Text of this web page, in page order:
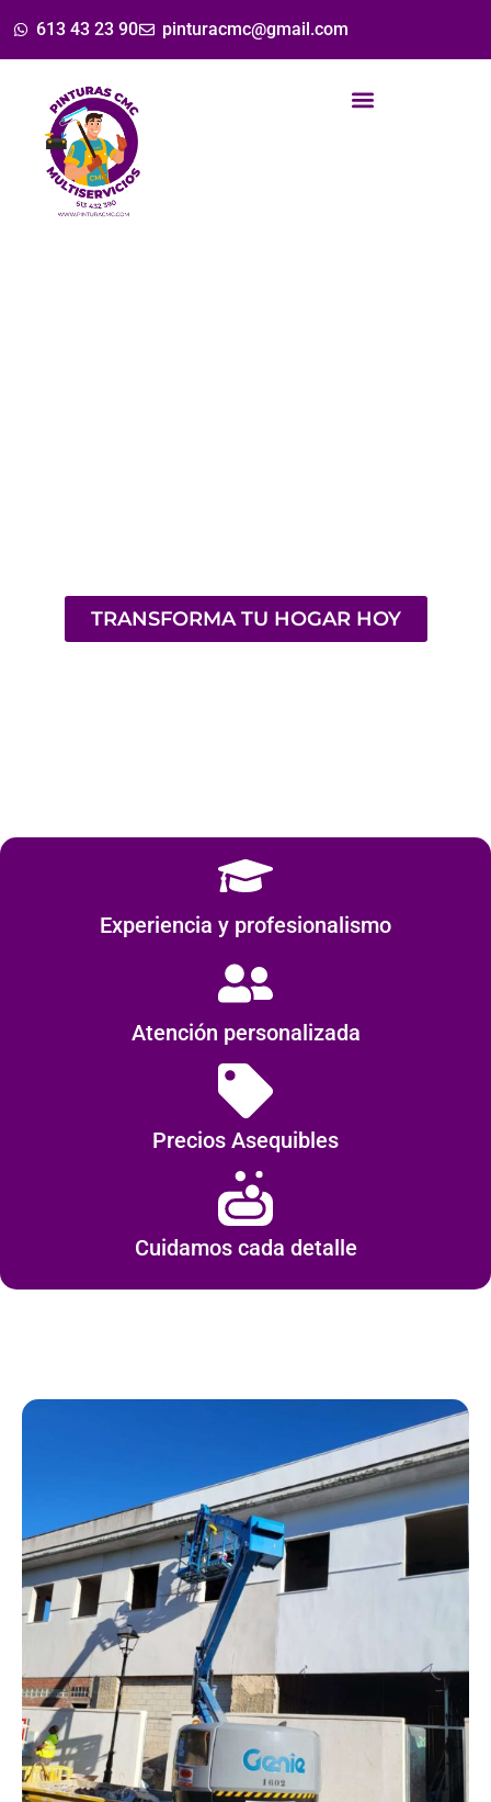
613 43 23 90 pinturacmc@gmail.com
TRANSFORMA TU HOGAR HOY
Experiencia y profesionalismo
Atención personalizada
Precios Asequibles
Cuidamos cada detalle